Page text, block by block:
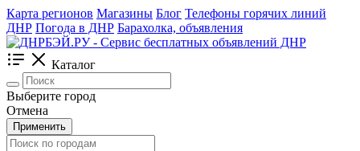
Карта регионов Магазины Блог Телефоны горячих линий
ДНР Погода в ДНР Барахолка, объявления
Каталог
Выберите город
Отмена
Применить